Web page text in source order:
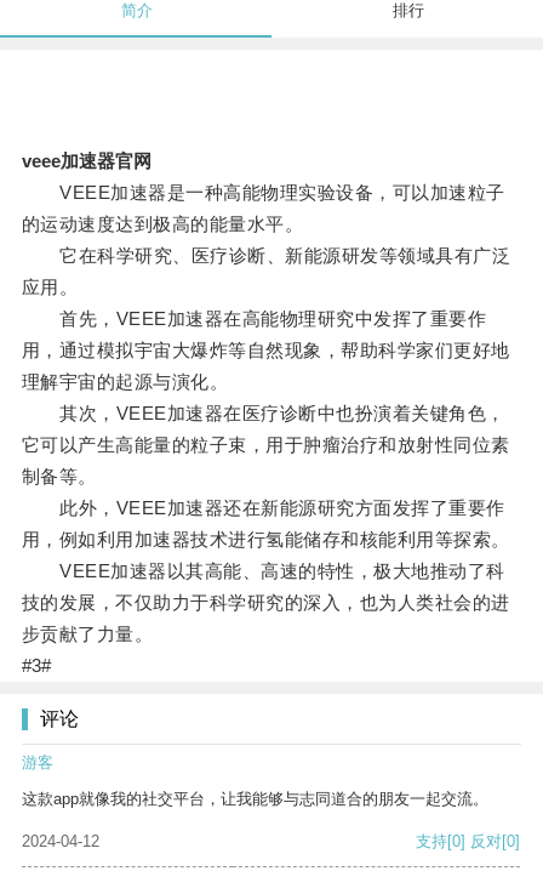
简介 排行
veee加速器官网
VEEE加速器是一种高能物理实验设备，可以加速粒子
的运动速度达到极高的能量水平。
它在科学研究、医疗诊断、新能源研发等领域具有广泛
应用。
首先，VEEE加速器在高能物理研究中发挥了重要作
用，通过模拟宇宙大爆炸等自然现象，帮助科学家们更好地
理解宇宙的起源与演化。
其次，VEEE加速器在医疗诊断中也扮演着关键角色，
它可以产生高能量的粒子束，用于肿瘤治疗和放射性同位素
制备等。
此外，VEEE加速器还在新能源研究方面发挥了重要作
用，例如利用加速器技术进行氢能储存和核能利用等探索。
VEEE加速器以其高能、高速的特性，极大地推动了科
技的发展，不仅助力于科学研究的深入，也为人类社会的进
步贡献了力量。
#3#
评论
游客
这款app就像我的社交平台，让我能够与志同道合的朋友一起交流。
2024-04-12 支持[0] 反对[0]